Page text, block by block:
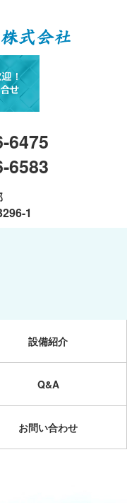
6475
6583
1
設備紹介
Q&A
お問い合わせ